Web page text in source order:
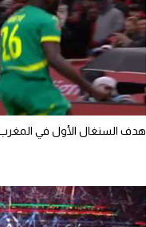
هدف السنغال الأول في المغرب